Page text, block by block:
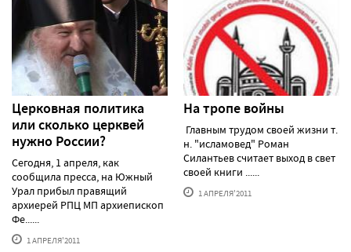
Церковная политика
или сколько церквей
нужно России?
Сегодня, 1 апреля, как
сообщила пресса, на Южный
Урал прибыл правящий
архиерей РПЦ МП архиепископ
Фе......
1 АПРЕЛЯ'2011
На тропе войны
Главным трудом своей жизни т.
н. "исламовед" Роман
Силантьев считает выход в свет
своей книги ......
1 АПРЕЛЯ'2011